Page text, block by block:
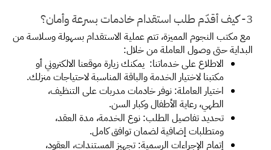
3- كيف أقدّم طلب استقدام خادمات بسرعة وأمان؟
مع مكتب النجوم المميزة، تتم عملية الاستقدام بسهولة وسلاسة من
البداية حتى وصول العاملة من خلال:
الاطلاع على خدماتنا:  يمكنك زيارة موقعنا الالكتروني أو
مكتبنا لاختيار الخدمة والباقة المناسبة لاحتياجات منزلك.
الطهي، رعاية الأطفال وكبار السن.
ومتطلبات إضافية لضمان توافق كامل.